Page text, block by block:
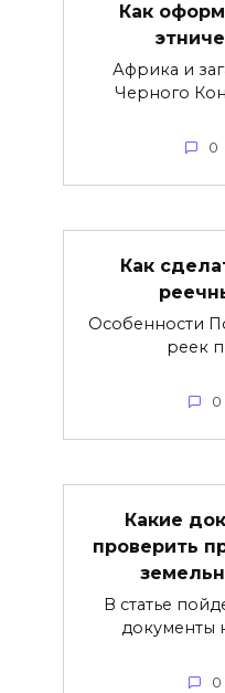
Как
Африка и
Черного
0
Как
Особенности
реек
0
Какие
проверить
В статье
документы
0